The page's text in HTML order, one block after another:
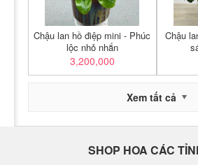
Chậu lan hồ điệp mini - Phúc
lộc nhỏ nhắn
3,200,000
Chậu
Xem tất cả
SHOP HOA CÁC